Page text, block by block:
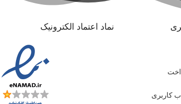
کاربری
نماد اعتماد الکترونیک